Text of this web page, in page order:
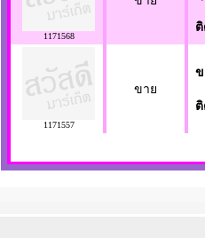
1171568
1171557
ขาย
ข